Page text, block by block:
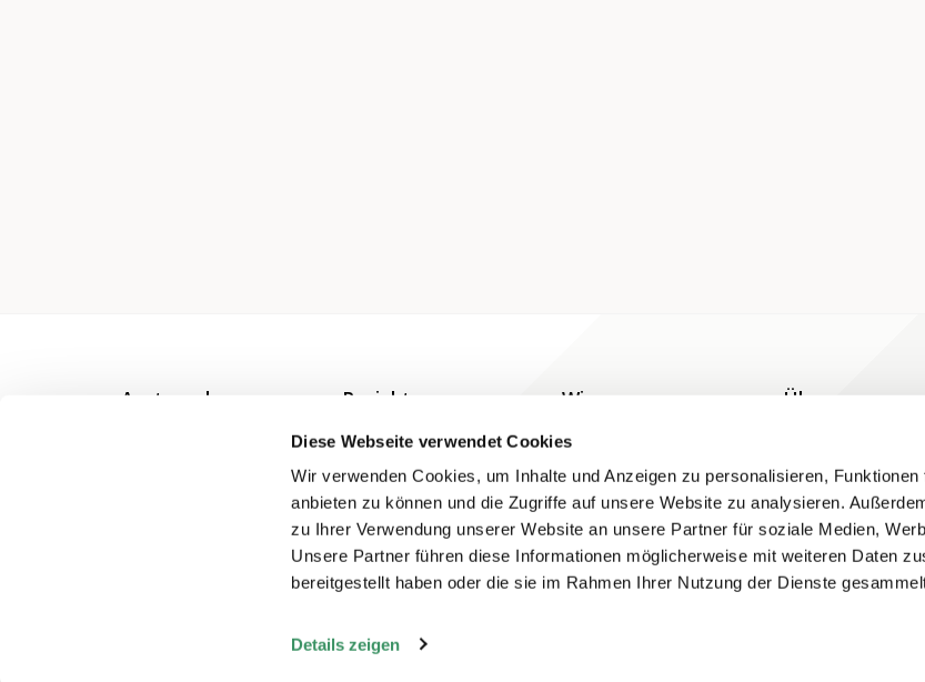
Diese Webseite verwendet Cookies
Wir verwenden Cookies, um Inhalte und Anzeigen zu personalisieren,
anbieten zu können und die Zugriffe auf unsere Website zu analysieren.
zu Ihrer Verwendung unserer Website an unsere Partner für soziale Medien,
Unsere Partner führen diese Informationen möglicherweise mit weiteren Daten
bereitgestellt haben oder die sie im Rahmen Ihrer Nutzung der Dienste
Details zeigen
Austausch
Projekte
Projekt-
Verzeichnis
Wissen
Blog
Grundlagen
Hilfe
Über uns